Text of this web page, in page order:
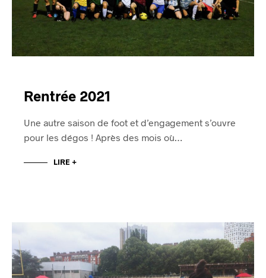
Rentrée 2021
Une autre saison de foot et d’engagement s’ouvre
pour les dégos ! Après des mois où…
LIRE +